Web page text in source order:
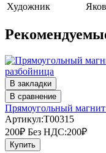
Художник
В закладки
В сравнение
Прямоугольный
Артикул:T00315
200₽ Без НДС:200₽
Купить